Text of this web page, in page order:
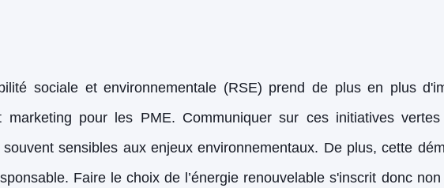
sociale et environnementale (RSE) prend de plus en plus
pour les PME. Communiquer sur ces initiatives vertes
sensibles aux enjeux environnementaux. De plus, cette
Faire le choix de l’énergie renouvelable s'inscrit donc